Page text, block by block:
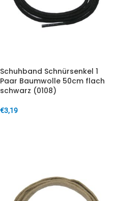
Schuhband Schnürsenkel 1
Paar Baumwolle 50cm flach
schwarz (0108)
€3,19